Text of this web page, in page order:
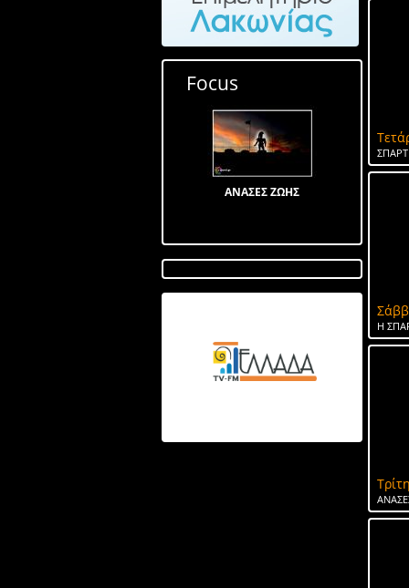
Focus
ΑΝΑΣΕΣ ΖΩΗΣ
ΤΟ ΝΕΡΟ ΤΗΣ ΣΠΑΡΤΗΣ
Η